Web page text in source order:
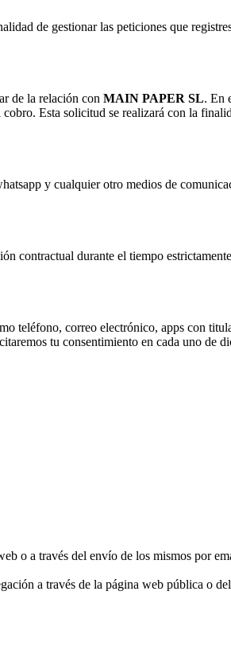
de gestionar las peticiones que
de la relación con MAIN PAPER SL. En
Esta solicitud se realizará con la
y cualquier otro medios de
contractual durante el tiempo
teléfono, correo electrónico, apps con
tu consentimiento en cada uno de
o a través del envío de los mismos por
a través de la página web pública o